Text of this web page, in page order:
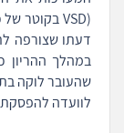
במהלך ההריון
שהעובר לוקה
לוועדה להפסקת